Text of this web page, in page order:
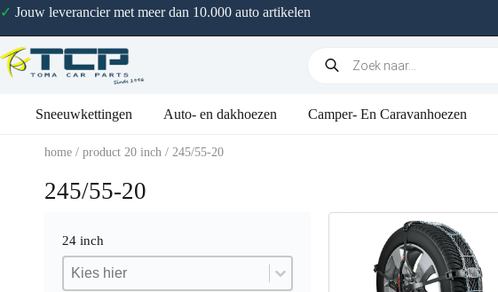
✓ Jouw leverancier met meer dan 10.000 auto artikelen
Sneeuwkettingen Auto- en dakhoezen Camper- En Caravanhoezen
home / product 20 inch / 245/55-20
245/55-20
24 inch
24 inch
24 inch
24 inch